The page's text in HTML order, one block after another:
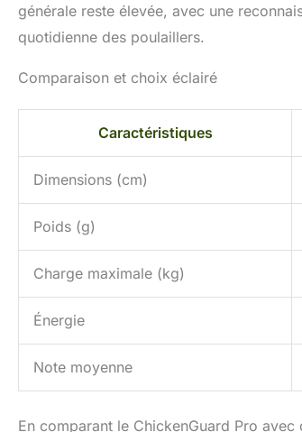
générale reste élevée, avec une
quotidienne des poulaillers.
Comparaison et choix éclairé
Caractéristiques
Dimensions (cm)
Poids (g)
Charge maximale (kg)
Énergie
Note moyenne
En comparant le ChickenGuard Pro